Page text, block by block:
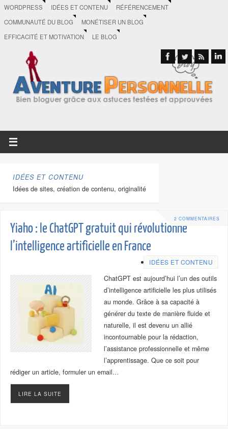
WORDPRESS IDÉES ET CONTENU
RÉFÉRENCEMENT
COMMUNAUTÉ DU BLOG
MONÉTISER UN BLOG
EFFICACITÉ ET MOTIVATION
LE BLOG
IDÉES ET CONTENU
Idées de sites, création de contenu, originalité
2 COMMENTAIRES
Yiaho : le ChatGPT gratuit qui révolutionne
l’intelligence artificielle en France
IDÉES ET CONTENU
ChatGPT est aujourd’hui l’un des outils
d’intelligence artificielle les plus utilisés
au monde. Grâce à sa capacité à
générer du texte de manière fluide et
naturelle, il est devenu un allié
incontournable pour la rédaction,
l’assistance professionnelle et même
l’apprentissage. Que ce soit pour
rédiger un article, formuler un email…
LIRE LA SUITE